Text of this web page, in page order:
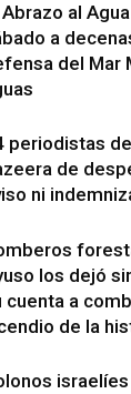
Abrazo al
a
del Mar
periodistas
de
ni
los dejó
cuenta a
de la